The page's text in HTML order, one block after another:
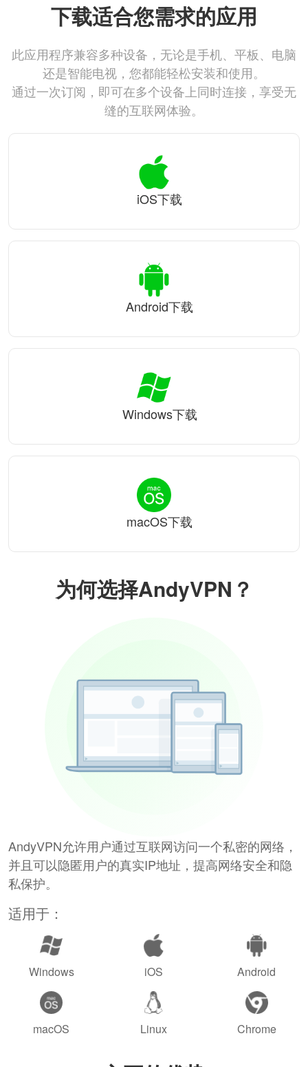
为何选择AndyVPN？
AndyVPN允许用户通过互联网访问一个私密的网络，
并且可以隐匿用户的真实IP地址，提高网络安全和隐
私保护。
适用于：
Windows iOS Android
macOS Linux Chrome
下载适合您需求的应用
此应用程序兼容多种设备，无论是手机、平板、电脑
还是智能电视，您都能轻松安装和使用。
通过一次订阅，即可在多个设备上同时连接，享受无
缝的互联网体验。
iOS下载
Android下载
Windows下载
macOS下载